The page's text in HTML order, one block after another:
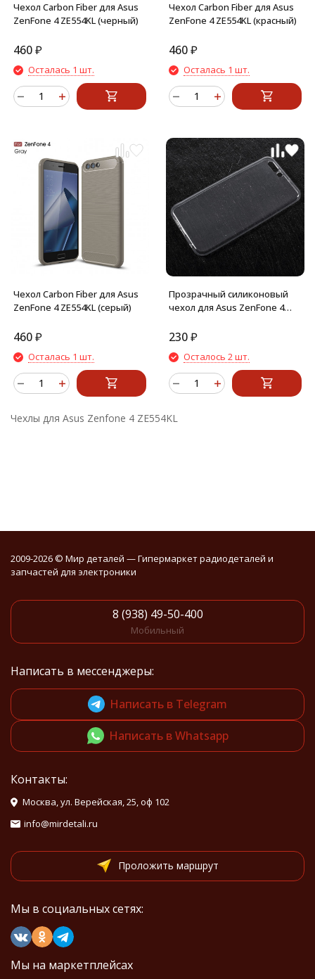
Чехол Carbon Fiber для Asus
ZenFone 4 ZE554KL (черный)
460₽
Осталась 1 шт.
Чехол Carbon Fiber для Asus
ZenFone 4 ZE554KL (красный)
460₽
Осталась 1 шт.
Чехол Carbon Fiber для Asus
ZenFone 4 ZE554KL (серый)
460₽
Осталась 1 шт.
Прозрачный силиконовый
чехол для Asus ZenFone 4
230₽
Осталось 2 шт.
Чехлы для Asus Zenfone 4 ZE554KL
2009-2026 © Мир деталей — Гипермаркет радиодеталей и
запчастей для электроники
8 (938) 49-50-400
Мобильный
Написать в мессенджеры:
Написать в Telegram
Написать в Whatsapp
Контакты:
Москва, ул. Верейская, 25, оф 102
info@mirdetali.ru
Проложить маршрут
Мы в социальных сетях:
Мы на маркетплейсах